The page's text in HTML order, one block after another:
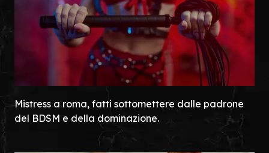
Mistress a roma, fatti sottomettere dalle padrone
del BDSM e della dominazione.